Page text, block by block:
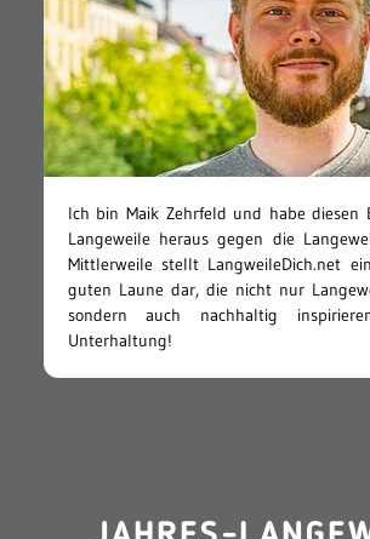
Ich bin Maik Zehrfeld und habe diesen
Langeweile heraus gegen die
Mittlerweile stellt LangweileDich.net
guten Laune dar, die nicht nur
sondern auch nachhaltig
Unterhaltung!